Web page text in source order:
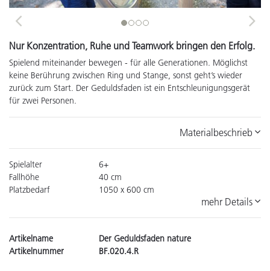
Previous Next
Nur Konzentration, Ruhe und Teamwork bringen den Erfolg.
Spielend miteinander bewegen - für alle Generationen. Möglichst
keine Berührung zwischen Ring und Stange, sonst geht’s wieder
zurück zum Start. Der Geduldsfaden ist ein Entschleunigungsgerät
für zwei Personen.
Materialbeschrieb
Spielalter
6+
Fallhöhe
40 cm
Platzbedarf
1050 x 600 cm
mehr Details
Artikelname
Der Geduldsfaden nature
Artikelnummer
BF.020.4.R